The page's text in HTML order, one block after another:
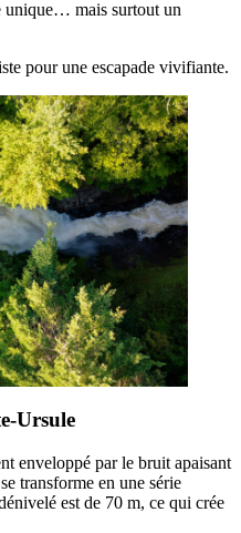
unique… mais surtout un
pour une escapade vivifiante.
Ursule
enveloppé par le bruit apaisant
transforme en une série
est de 70 m, ce qui crée